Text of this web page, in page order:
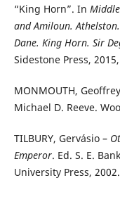
“King Horn”. In
and Amiloun.
Dane. King Horn. Sir
Sidestone Press,
MONMOUTH,
Michael D. Reeve.
TILBURY, Gervásio –
Emperor. Ed. S. E.
University Press, 2002.